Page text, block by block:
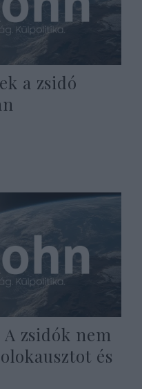
a zsidó
zsidók nem
és